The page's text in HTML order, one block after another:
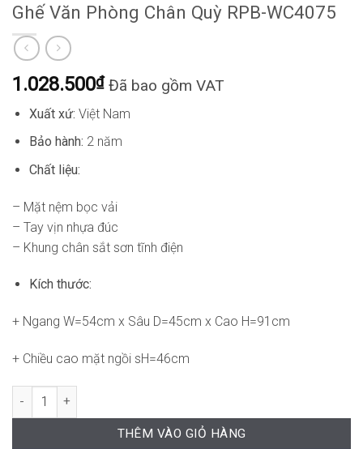
Ghế Văn Phòng Chân Quỳ RPB-WC4075
1.028.500₫ Đã bao gồm VAT
Xuất xứ: Việt Nam
Bảo hành: 2 năm
Chất liệu:
– Mặt nệm bọc vải
– Tay vịn nhựa đúc
– Khung chân sắt sơn tĩnh điện
Kích thước:
+ Ngang W=54cm x Sâu D=45cm x Cao H=91cm
+ Chiều cao mặt ngồi sH=46cm
Ghế Văn Phòng Chân Quỳ RPB-WC4075 số lượng
THÊM VÀO GIỎ HÀNG